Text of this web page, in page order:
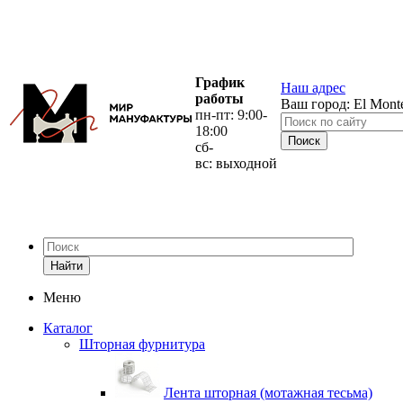
График
работы
пн-пт: 9:00-
18:00
сб-
вс: выходной
Наш адрес
Ваш город: El
Найти
Меню
Каталог
Шторная фурнитура
Лента шторная (мотажная тесьма)